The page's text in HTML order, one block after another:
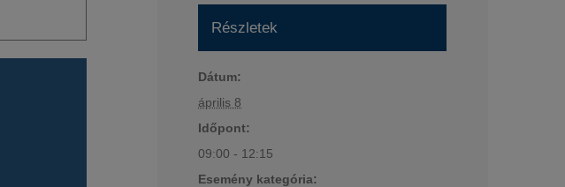
Részletek
Dátum:
április 8
Időpont:
09:00 - 12:15
Esemény kategória: